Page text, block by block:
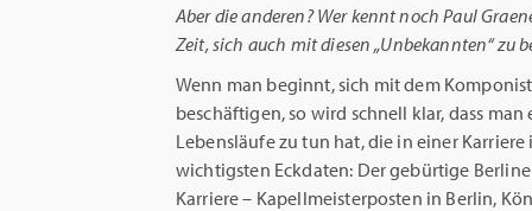
Aber die anderen? Wer kennt noch Paul
Zeit, sich auch mit diesen „Unbekannten“ zu
Wenn man beginnt, sich mit dem
beschäftigen, so wird schnell klar, dass
Lebensläufe zu tun hat, die in einer
wichtigsten Eckdaten: Der gebürtige
Karriere – Kapellmeisterposten in Berlin,